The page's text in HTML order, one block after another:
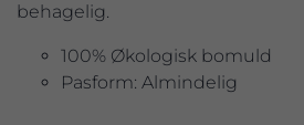
behagelig.
100% Økologisk bomuld
Pasform: Almindelig